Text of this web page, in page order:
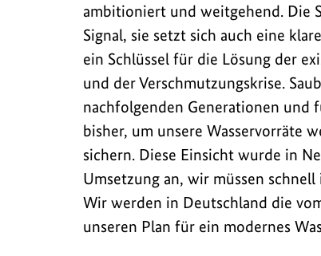
Wasser
mit
bisher
gut
660
Selbstverpflichtungen.
ambitioniert und weitgehend. Die
Signal, sie setzt sich auch eine
ein Schlüssel für die Lösung der
und der Verschmutzungskrise.
nachfolgenden Generationen und
bisher, um unsere Wasservorräte
sichern. Diese Einsicht wurde in
Umsetzung an, wir müssen
Wir werden in Deutschland die
unseren Plan für ein modernes